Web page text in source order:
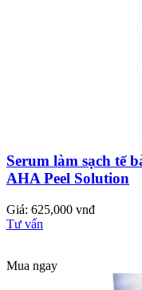
Serum làm sạch tế
AHA Peel Solution
Giá: 625,000 vnđ
Tư vấn
Mua ngay